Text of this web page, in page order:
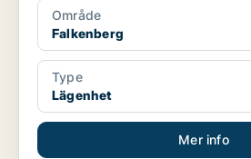
Område
Falkenberg
Type
Lägenhet
Mer info